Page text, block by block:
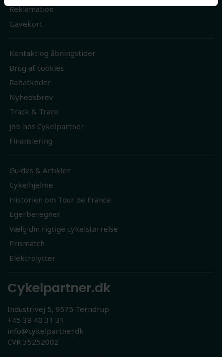
Reklamation
Gavekort
Kontakt og åbningstider
Brug af cookies
Rabatkoder
Nyhedsbrev
Track & Trace
Job hos Cykelpartner
Finansiering
Guides & Artikler
Cykelhjelme
Historien om Tour de France
Egerberegner
Vælg din rigtige cykelstørrelse
Prismatch
Elektrolytter
Cykelpartner.dk
Industrivej 5, 9575 Terndrup
+45 39 40 31 31
info@cykelpartner.dk
CVR 35252002